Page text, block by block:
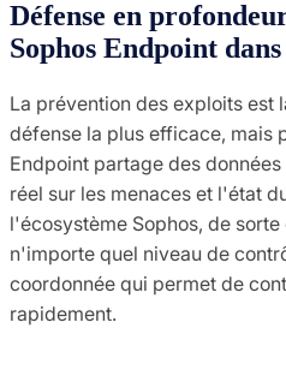
Défense en
Sophos Endpoint
La prévention des exploits est
défense la plus efficace, mais
Endpoint partage des
réel sur les menaces et l'état
l'écosystème Sophos, de
n'importe quel niveau de
coordonnée qui permet de
rapidement.